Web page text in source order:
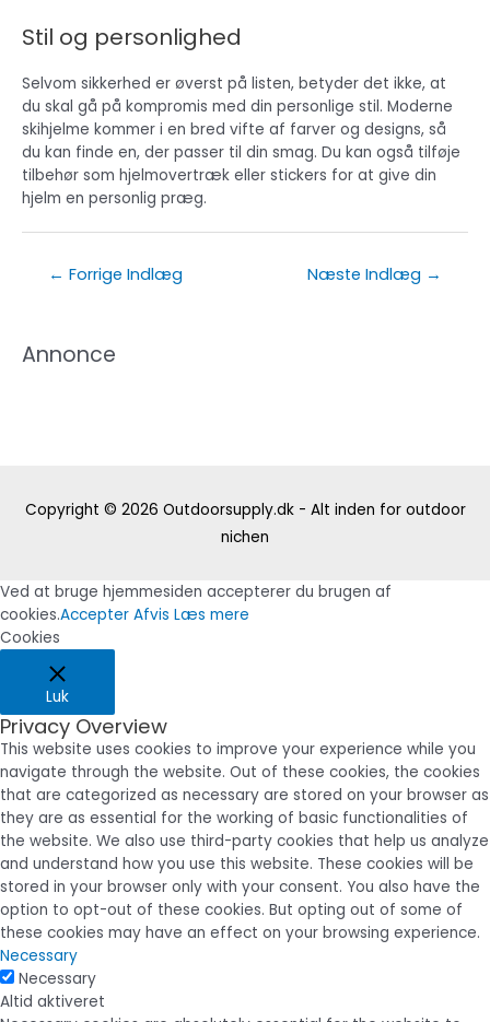
Stil og personlighed
Selvom sikkerhed er øverst på listen, betyder det ikke, at
du skal gå på kompromis med din personlige stil. Moderne
skihjelme kommer i en bred vifte af farver og designs, så
du kan finde en, der passer til din smag. Du kan også tilføje
tilbehør som hjelmovertræk eller stickers for at give din
hjelm en personlig præg.
Indlægsnavigation
← Forrige Indlæg Næste Indlæg →
Annonce
Copyright © 2026 Outdoorsupply.dk - Alt inden for outdoor
nichen
Ved at bruge hjemmesiden accepterer du brugen af
cookies.Accepter Afvis Læs mere
Cookies
Luk
Privacy Overview
This website uses cookies to improve your experience while you
navigate through the website. Out of these cookies, the cookies
that are categorized as necessary are stored on your browser as
they are as essential for the working of basic functionalities of
the website. We also use third-party cookies that help us analyze
and understand how you use this website. These cookies will be
stored in your browser only with your consent. You also have the
option to opt-out of these cookies. But opting out of some of
these cookies may have an effect on your browsing experience.
Necessary
Necessary
Altid aktiveret